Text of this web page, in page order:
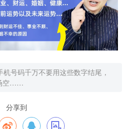
机号码千万不要用这些数字结尾，
空……
分享到
  